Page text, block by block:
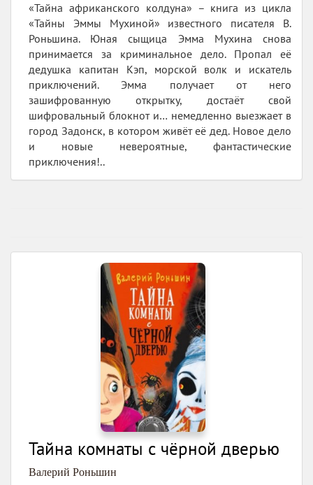
«Тайна африканского колдуна» – книга из цикла
«Тайны Эммы Мухиной» известного писателя В.
Роньшина. Юная сыщица Эмма Мухина снова
принимается за криминальное дело. Пропал её
дедушка капитан Кэп, морской волк и искатель
приключений. Эмма получает от него
зашифрованную открытку, достаёт свой
шифровальный блокнот и… немедленно выезжает в
город Задонск, в котором живёт её дед. Новое дело
и новые невероятные, фантастические
приключения!..
Тайна комнаты с чёрной дверью
Валерий Роньшин